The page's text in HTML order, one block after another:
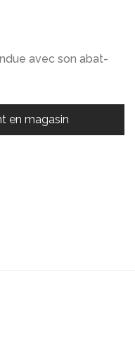
avec son abat-
en magasin